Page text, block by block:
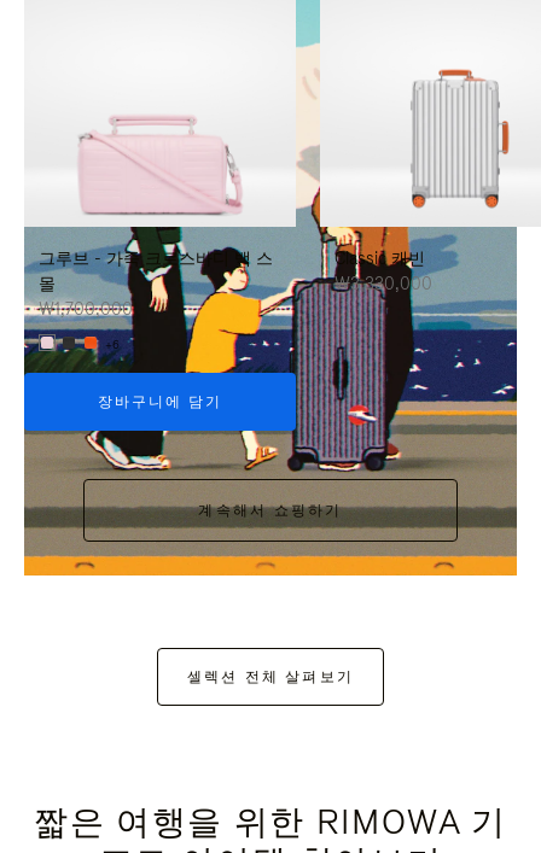
TO
PAUSE
IT
TO
UNMUTE
IT
그루브 - 가죽 크로스바디 백 스
몰
₩1,700,000
+6
장바구니에 담기
Classic 캐빈
₩3,330,000
계속해서 쇼핑하기
셀렉션 전체 살펴보기
짧은 여행을 위한 RIMOWA 기